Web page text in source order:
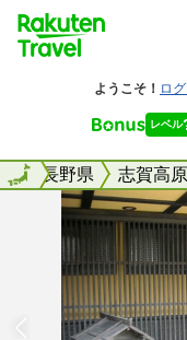
全国長野県 志賀高
全国